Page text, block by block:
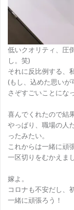
低いクオリティ、圧
し。笑)
それに反比例する、
(もし、込めた思いが
さぞすごいことにな
喜んでくれたので結
やっぱり、職場の人
ったみたい。
これからは一緒に頑
一区切りをむかえまし
嫁よ。
コロナも不安だし、
一緒に頑張ろう！